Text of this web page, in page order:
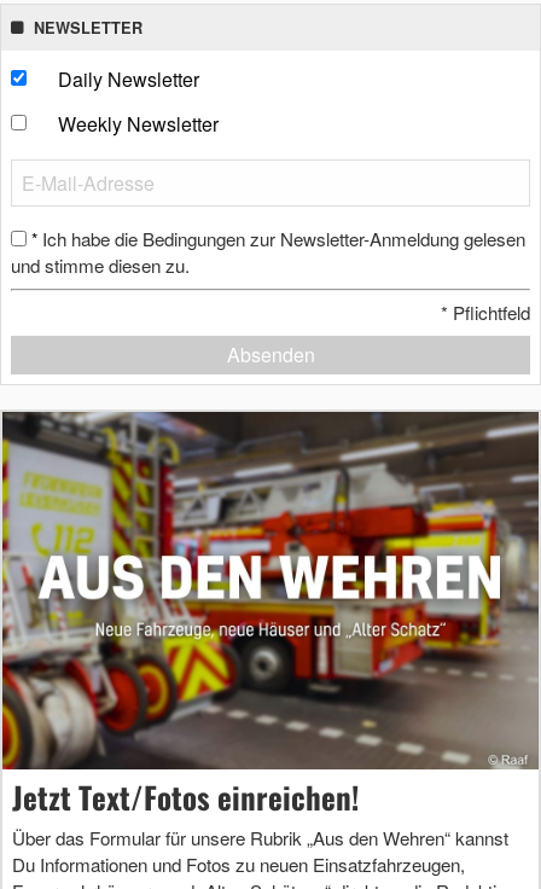
NEWSLETTER
Daily Newsletter
Weekly Newsletter
* Ich habe die Bedingungen zur Newsletter-Anmeldung gelesen
und stimme diesen zu.
* Pflichtfeld
Absenden
Jetzt Text/Fotos einreichen!
Über das Formular für unsere Rubrik „Aus den Wehren“ kannst
Du Informationen und Fotos zu neuen Einsatzfahrzeugen,